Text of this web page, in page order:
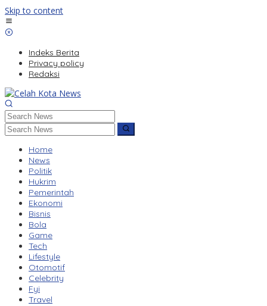
Skip to content
Indeks Berita
Privacy policy
Redaksi
Home
News
Politik
Hukrim
Pemerintah
Ekonomi
Bisnis
Bola
Game
Tech
Lifestyle
Otomotif
Celebrity
Fyi
Travel